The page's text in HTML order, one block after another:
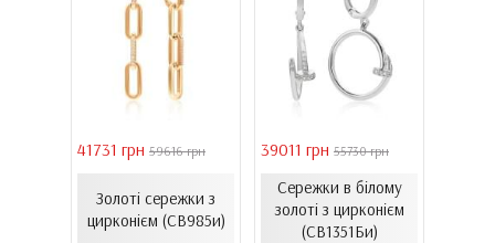
41731 грн 59616 грн
Золоті сережки з
цирконієм (СВ985и)
39011 грн 55730 грн
Сережки в білому
золоті з цирконієм
(СВ1351Би)